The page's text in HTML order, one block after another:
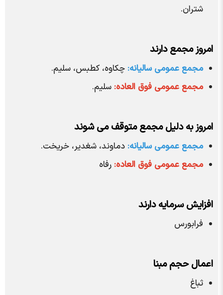
شتران.
امروز مجمع دارند
مجمع عمومی سالیانه: چکاوه، کطبس، سلیم.
مجمع عمومی فوق العاده: سلیم.
امروز به دلیل مجمع متوقف می شوند
مجمع عمومی سالیانه: دماوند، شغدیر، خریخت.
مجمع عمومی فوق العاده: رفاه
افزایش سرمایه دارند
فرابورس
اعمال حجم مبنا
ثباغ